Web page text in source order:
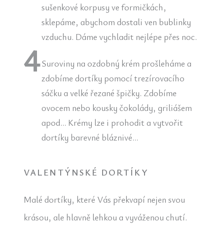
sušenkové korpusy ve formičkách,
sklepáme, abychom dostali ven bublinky
vzduchu. Dáme vychladit nejlépe přes noc.
Suroviny na ozdobný krém prošleháme a
zdobíme dortíky pomocí trezírovacího
sáčku a velké řezané špičky. Zdobíme
ovocem nebo kousky čokolády, griliášem
apod… Krémy lze i prohodit a vytvořit
dortíky barevné bláznivé…
VALENTÝNSKÉ DORTÍKY
Malé dortíky, které Vás překvapí nejen svou
krásou, ale hlavně lehkou a vyváženou chutí.